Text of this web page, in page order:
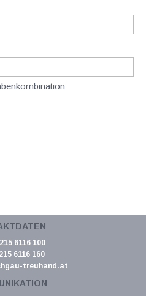
6116 100
6116 160
treuhand.at